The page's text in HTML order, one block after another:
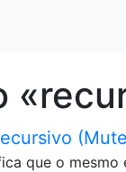
que o